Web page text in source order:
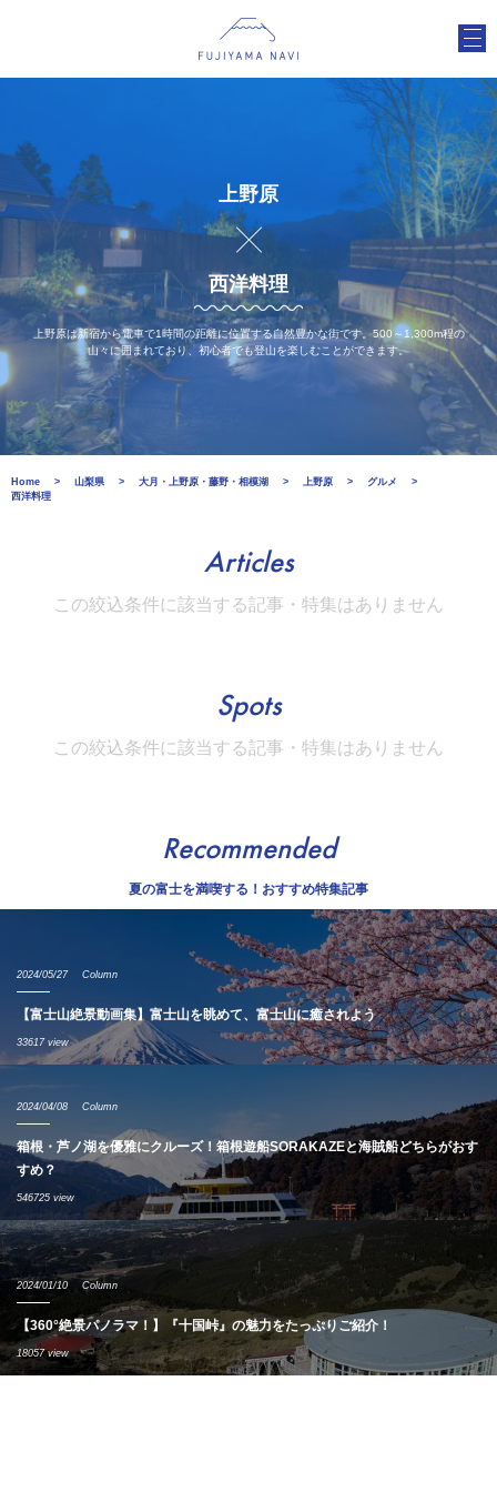
上野原
西洋料理
上野原は新宿から電車で1時間の距離に位置する自然豊かな街です。500～1,300m程の
山々に囲まれており、初心者でも登山を楽しむことができます。
Home 山梨県 大月・上野原・藤野・相模湖 上野原
グルメ
西洋料理
Articles
この絞込条件に該当する記事・特集はありません
Spots
この絞込条件に該当する記事・特集はありません
Recommended
夏の富士を満喫する！おすすめ特集記事
2024/05/27 Column
【富士山絶景動画集】富士山を眺めて、富士山に癒されよう
33617 view
2024/04/08 Column
箱根・芦ノ湖を優雅にクルーズ！箱根遊船SORAKAZEと海賊船どちらがおす
すめ？
546725 view
2024/01/10 Column
【360°絶景パノラマ！】『十国峠』の魅力をたっぷりご紹介！
18057 view